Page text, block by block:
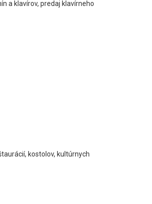
a klavírov, predaj klavírneho
kostolov, kultúrnych